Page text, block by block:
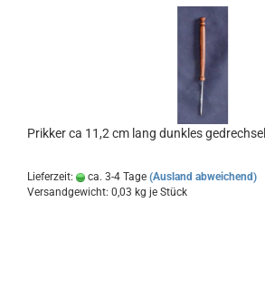
Prikker ca 11,2 cm lang dunkles
Lieferzeit: ca. 3-4 Tage (Ausland abweichend)
Versandgewicht: 0,03 kg je Stück